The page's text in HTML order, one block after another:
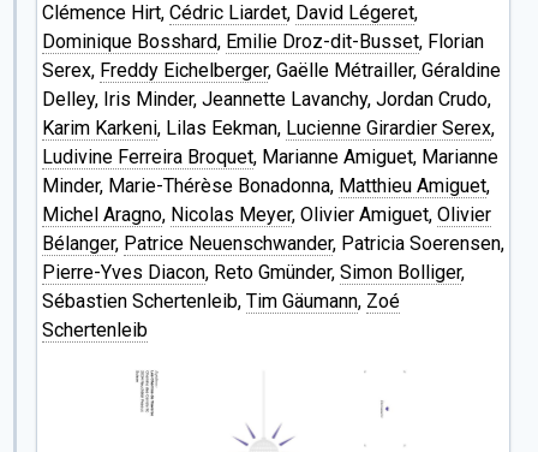
Clémence Hirt, Cédric Liardet, David Légeret,
Dominique Bosshard, Emilie Droz-dit-Busset, Florian
Serex, Freddy Eichelberger, Gaëlle Métrailler, Géraldine
Delley, Iris Minder, Jeannette Lavanchy, Jordan Crudo,
Karim Karkeni, Lilas Eekman, Lucienne Girardier Serex,
Ludivine Ferreira Broquet, Marianne Amiguet, Marianne
Minder, Marie-Thérèse Bonadonna, Matthieu Amiguet,
Michel Aragno, Nicolas Meyer, Olivier Amiguet, Olivier
Bélanger, Patrice Neuenschwander, Patricia Soerensen,
Pierre-Yves Diacon, Reto Gmünder, Simon Bolliger,
Sébastien Schertenleib, Tim Gäumann, Zoé
Schertenleib